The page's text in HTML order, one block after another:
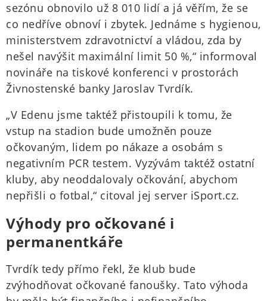
sezónu obnovilo už 8 010 lidí a já věřím, že se
co nedříve obnoví i zbytek. Jednáme s hygienou,
ministerstvem zdravotnictví a vládou, zda by
nešel navýšit maximální limit 50 %,“ informoval
novináře na tiskové konferenci v prostorách
Živnostenské banky Jaroslav Tvrdík.
„V Edenu jsme taktéž přistoupili k tomu, že
vstup na stadion bude umožněn pouze
očkovaným, lidem po nákaze a osobám s
negativním PCR testem. Vyzývám taktéž ostatní
kluby, aby neoddalovaly očkování, abychom
nepřišli o fotbal,“ citoval jej server iSport.cz.
Výhody pro očkované i
permanentkáře
Tvrdík tedy přímo řekl, že klub bude
zvýhodňovat očkované fanoušky. Tato výhoda